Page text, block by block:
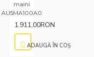
maini
AU5MA100A0
1.911,00RON
ADAUGĂ ÎN COŞ